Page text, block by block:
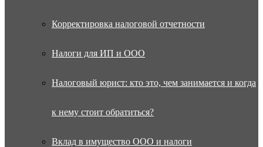
Корректировка налоговой отчетности
Налоги для ИП и ООО
Налоговый юрист: кто это, чем занимается и когда
к нему стоит обратиться?
Вклад в имущество ООО и налоги